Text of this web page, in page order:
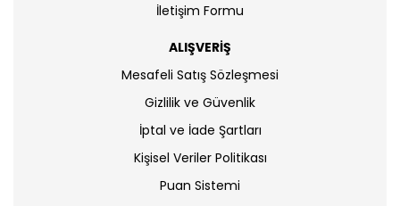
İletişim Formu
ALIŞVERİŞ
Mesafeli Satış Sözleşmesi
Gizlilik ve Güvenlik
İptal ve İade Şartları
Kişisel Veriler Politikası
Puan Sistemi